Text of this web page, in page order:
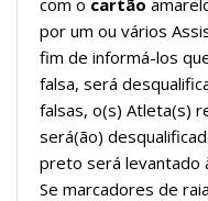
com o cartão
por um ou vários
fim de informá-los
falsa, será
falsas, o(s) Atleta(s)
será(ão)
preto será levantado
Se marcadores de